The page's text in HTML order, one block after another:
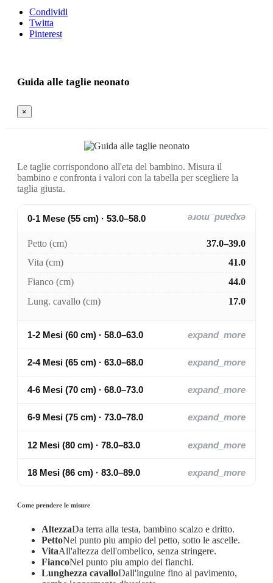
Condividi
Twitta
Pinterest
Guida alle taglie neonato
×
Le taglie corrispondono all'eta del bambino. Misura il
bambino e confronta i valori con la tabella per scegliere la
taglia giusta.
0-1 Mese (55 cm) · 53.0–58.0 expand_more
Petto (cm)
37.0–39.0
Vita (cm)
41.0
Fianco (cm)
44.0
Lung. cavallo (cm)
17.0
1-2 Mesi (60 cm) · 58.0–63.0 expand_more
2-4 Mesi (65 cm) · 63.0–68.0 expand_more
4-6 Mesi (70 cm) · 68.0–73.0 expand_more
6-9 Mesi (75 cm) · 73.0–78.0 expand_more
12 Mesi (80 cm) · 78.0–83.0 expand_more
18 Mesi (86 cm) · 83.0–89.0 expand_more
Come prendere le misure
AltezzaDa terra alla testa, bambino scalzo e dritto.
PettoNel punto piu ampio del petto, sotto le ascelle.
VitaAll'altezza dell'ombelico, senza stringere.
FiancoNel punto piu ampio dei fianchi.
Lunghezza cavalloDall'inguine fino al pavimento,